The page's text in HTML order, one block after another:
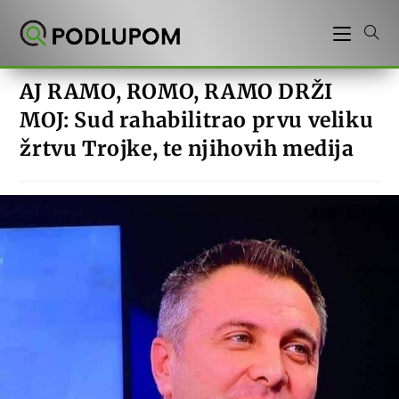
AJ RAMO, ROMO, RAMO DRŽI
MOJ: Sud rahabilitrao prvu veliku
žrtvu Trojke, te njihovih medija